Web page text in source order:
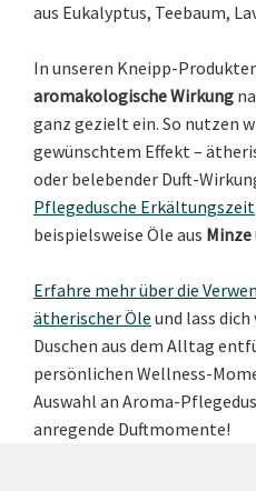
aus Eukalyptus, Teebaum,
In unseren Kneipp-
aromakologische Wirkung
ganz gezielt ein. So nutzen
gewünschtem Effekt –
oder belebender Duft-
Pflegedusche Erkältungszeit
beispielsweise Öle aus
Erfahre mehr über die
ätherischer Öle und lass
Duschen aus dem Alltag
persönlichen Wellness-
Auswahl an Aroma-
anregende Duftmomente!